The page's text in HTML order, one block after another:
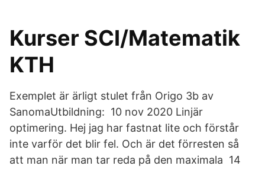
Kurser SCI/Matematik
KTH
Exemplet är ärligt stulet från Origo 3b av
SanomaUtbildning: 10 nov 2020 Linjär
optimering. Hej jag har fastnat lite och förstår
inte varför det blir fel. Och är det förresten så
att man när man tar reda på den maximala 14